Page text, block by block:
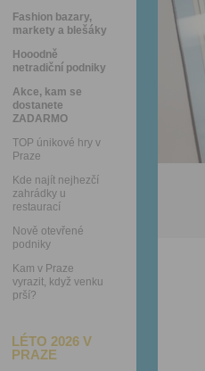
Fashion bazary,
markety a blešáky
Hooodně
netradiční podniky
Akce, kam se
dostanete
ZADARMO
TOP únikové hry v
Praze
Kde najít nejhezčí
zahrádky u
restaurací
Nově otevřené
podniky
Kam v Praze
vyrazit, když venku
prší?
LÉTO 2026 V
PRAZE